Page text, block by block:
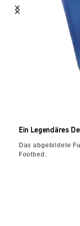
Ein Legendäres
Das abgebildete
Footbed.